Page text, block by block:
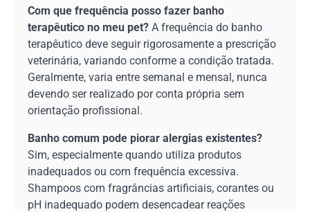
Com que frequência posso fazer banho
terapêutico no meu pet? A frequência do banho
terapêutico deve seguir rigorosamente a prescrição
veterinária, variando conforme a condição tratada.
Geralmente, varia entre semanal e mensal, nunca
devendo ser realizado por conta própria sem
orientação profissional.
Banho comum pode piorar alergias existentes?
Sim, especialmente quando utiliza produtos
inadequados ou com frequência excessiva.
Shampoos com fragrâncias artificiais, corantes ou
pH inadequado podem desencadear reações